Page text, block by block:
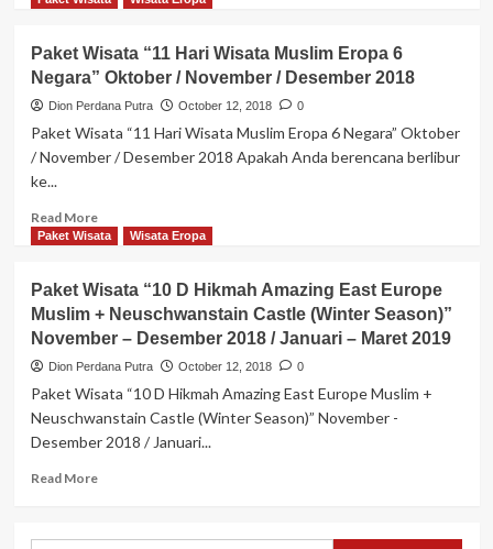
2018
“Tour
Wisata
Muslim
Maroko
–
Portugal”
–
Desember
2018
Paket Wisata “11 Hari Wisata Muslim Eropa 6
Negara” Oktober / November / Desember 2018
Dion Perdana Putra October 12, 2018 0
Paket Wisata “11 Hari Wisata Muslim Eropa 6 Negara” Oktober
/ November / Desember 2018 Apakah Anda berencana berlibur
ke...
Read MoreRead
more
Wisata
“11
Hari
Wisata
Eropa
6
Negara”
/
Paket Wisata Wisata Eropa
Paket Wisata “10 D Hikmah Amazing East Europe
Muslim + Neuschwanstain Castle (Winter Season)”
November – Desember 2018 / Januari – Maret 2019
Dion Perdana Putra October 12, 2018 0
Paket Wisata “10 D Hikmah Amazing East Europe Muslim +
Neuschwanstain Castle (Winter Season)” November -
Desember 2018 / Januari...
Read MoreRead
Paket